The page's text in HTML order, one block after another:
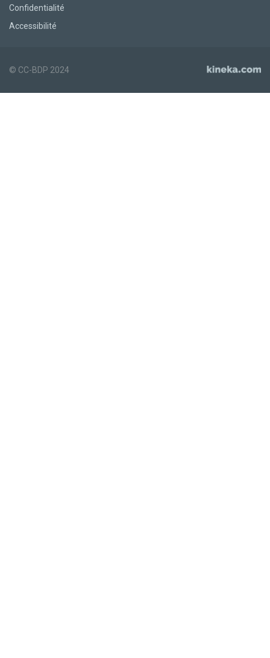
Confidentialité
Accessibilité
© CC-BDP 2024